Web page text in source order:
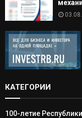
КАТЕГОРИИ
100-летие